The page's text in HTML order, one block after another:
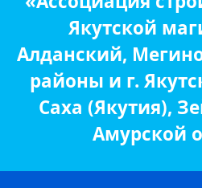
Якутской
Алданский,
районы и г.
Саха (Якутия),
Амурской